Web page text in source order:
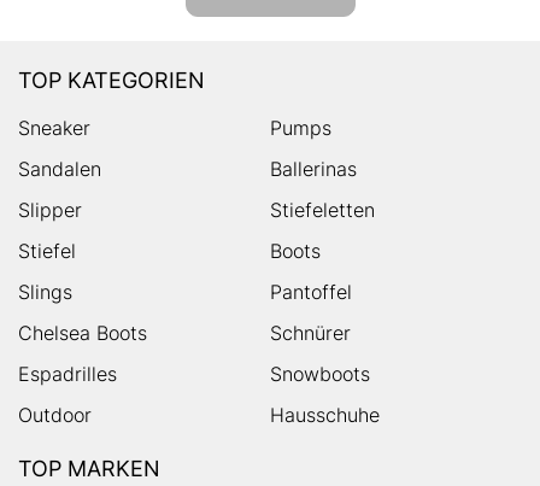
TOP KATEGORIEN
Sneaker
Pumps
Sandalen
Ballerinas
Slipper
Stiefeletten
Stiefel
Boots
Slings
Pantoffel
Chelsea Boots
Schnürer
Espadrilles
Snowboots
Outdoor
Hausschuhe
TOP MARKEN